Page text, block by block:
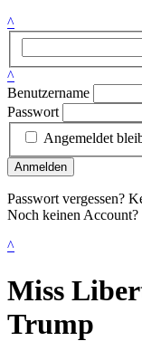
^
^
Benutzername
Passwort
Angemeldet
Anmelden
Passwort vergessen?
Noch keinen Account?
^
Miss
Trump